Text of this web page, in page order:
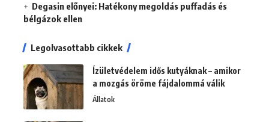
Degasin előnyei: Hatékony megoldás puffadás és
bélgázok ellen
Legolvasottabb cikkek
Ízületvédelem idős kutyáknak – amikor
a mozgás öröme fájdalommá válik
Állatok